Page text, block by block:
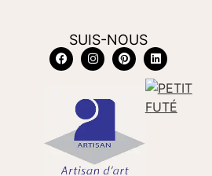
SUIS-NOUS